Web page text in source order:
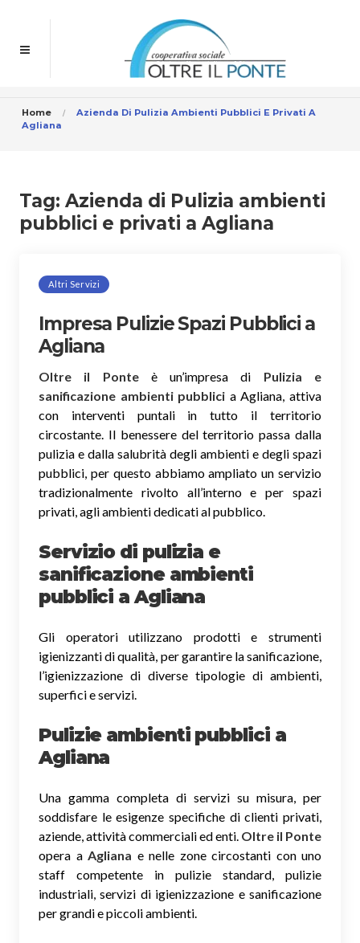
Home
Azienda Di Pulizia Ambienti Pubblici E Privati A
Agliana
Tag: Azienda di Pulizia ambienti
pubblici e privati a Agliana
Altri Servizi
Impresa Pulizie Spazi Pubblici a
Agliana
Oltre il Ponteè un’impresa di Pulizia e
sanificazione ambienti pubblici a Agliana, attiva
con interventi puntali in tutto il territorio
circostante. Il benessere del territorio passa dalla
pulizia e dalla salubrità degli ambienti e degli spazi
pubblici, per questo abbiamo ampliato un servizio
tradizionalmente rivolto all’interno e per spazi
privati, agli ambienti dedicati al pubblico.
Servizio di pulizia e
sanificazione ambienti
pubblici a Agliana
Gli operatori utilizzano prodotti e strumenti
igienizzanti di qualità, per garantire la sanificazione,
l’igienizzazione di diverse tipologie di ambienti,
superfici e servizi.
Pulizie ambienti pubblici a
Agliana
Una gamma completa di servizi su misura, per
soddisfare le esigenze specifiche di clienti privati,
aziende, attività commerciali ed enti. Oltre il Ponte
opera a Agliana e nelle zone circostanti con uno
staff competente in pulizie standard, pulizie
industriali, servizi di igienizzazione e sanificazione
per grandi e piccoli ambienti.